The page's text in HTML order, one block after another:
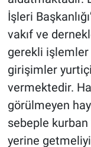
İşleri
vakıf ve
gerekli işlemler
girişimler
vermektedir.
görülmeyen
sebeple
yerine